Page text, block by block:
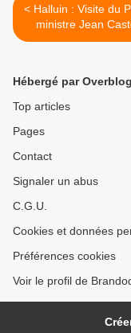
< Halluin : Visite du Premier
ministre Jean
Campagne
Hébergé par Overblog
Top articles
Pages
Contact
Signaler un abus
C.G.U.
Cookies et données
Préférences cookies
Voir le profil de